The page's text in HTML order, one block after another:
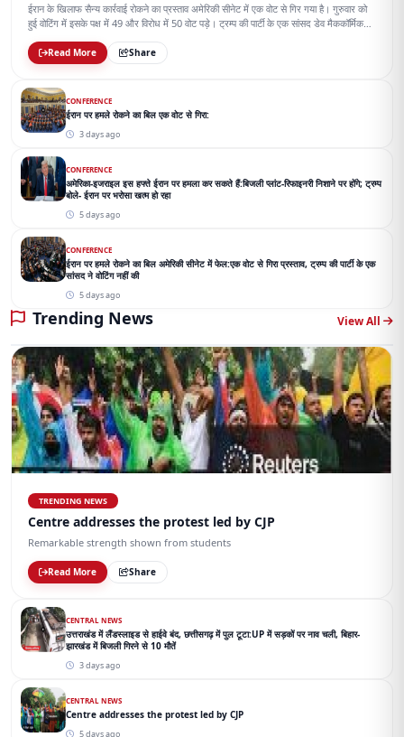
ईरान के खिलाफ सैन्य कार्रवाई रोकने का प्रस्ताव अमेरिकी सीनेट में एक वोट से गिर गया है। गुरुवार को
हुई वोटिंग में इसके पक्ष में 49 और विरोध में 50 वोट पड़े। ट्रम्प की पार्टी के एक सांसद डेव मैककॉर्मिक
Read More Share
CONFERENCE
ईरान पर हमले रोकने का बिल एक वोट से गिरा:
3 days ago
CONFERENCE
अमेरिका-इजराइल इस हफ्ते ईरान पर हमला कर सकते हैं:बिजली प्लांट-रिफाइनरी निशाने पर होंगे; ट्रम्प
बोले- ईरान पर भरोसा खत्म हो रहा
5 days ago
CONFERENCE
ईरान पर हमले रोकने का बिल अमेरिकी सीनेट में फेल:एक वोट से गिरा प्रस्ताव, ट्रम्प की पार्टी के एक
सांसद ने वोटिंग नहीं की
5 days ago
Trending News View All
TRENDING NEWS
Centre addresses the protest led by CJP
Remarkable strength shown from students
Read More Share
CENTRAL NEWS
उत्तराखंड में लैंडस्लाइड से हाईवे बंद, छत्तीसगढ़ में पुल टूटा:UP में सड़कों पर नाव चली, बिहार-
झारखंड में बिजली गिरने से 10 मौतें
3 days ago
CENTRAL NEWS
Centre addresses the protest led by CJP
5 days ago